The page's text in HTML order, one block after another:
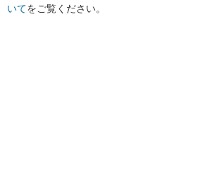
いてをご覧ください。